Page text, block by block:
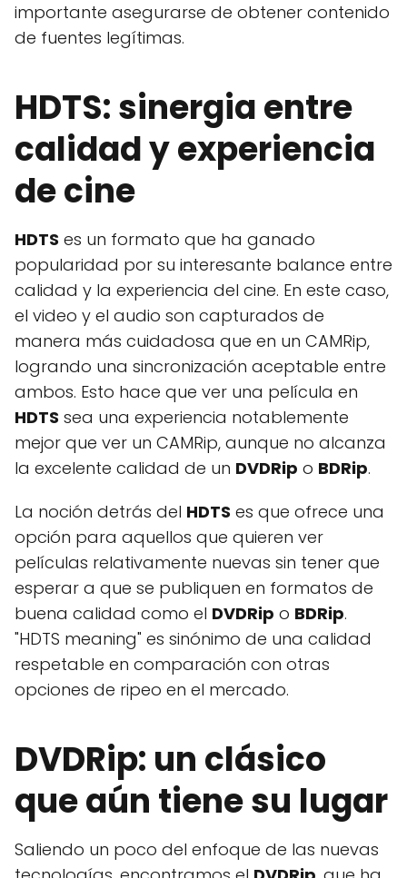
importante asegurarse de obtener contenido
de fuentes legítimas.
HDTS: sinergia entre
calidad y experiencia
de cine
HDTS es un formato que ha ganado
popularidad por su interesante balance entre
calidad y la experiencia del cine. En este caso,
el video y el audio son capturados de
manera más cuidadosa que en un CAMRip,
logrando una sincronización aceptable entre
ambos. Esto hace que ver una película en
HDTS sea una experiencia notablemente
mejor que ver un CAMRip, aunque no alcanza
la excelente calidad de un DVDRip o BDRip.
La noción detrás del HDTS es que ofrece una
opción para aquellos que quieren ver
películas relativamente nuevas sin tener que
esperar a que se publiquen en formatos de
buena calidad como el DVDRip o BDRip.
"HDTS meaning" es sinónimo de una calidad
respetable en comparación con otras
opciones de ripeo en el mercado.
DVDRip: un clásico
que aún tiene su lugar
Saliendo un poco del enfoque de las nuevas